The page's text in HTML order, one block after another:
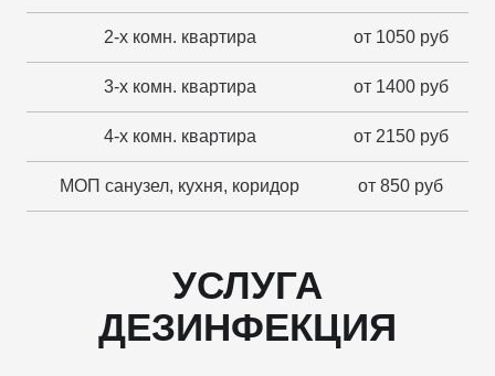
2-х комн. квартира от 1050 руб
3-х комн. квартира от 1400 руб
4-х комн. квартира от 2150 руб
МОП санузел, кухня, коридор от 850 руб
УСЛУГА
ДЕЗИНФЕКЦИЯ